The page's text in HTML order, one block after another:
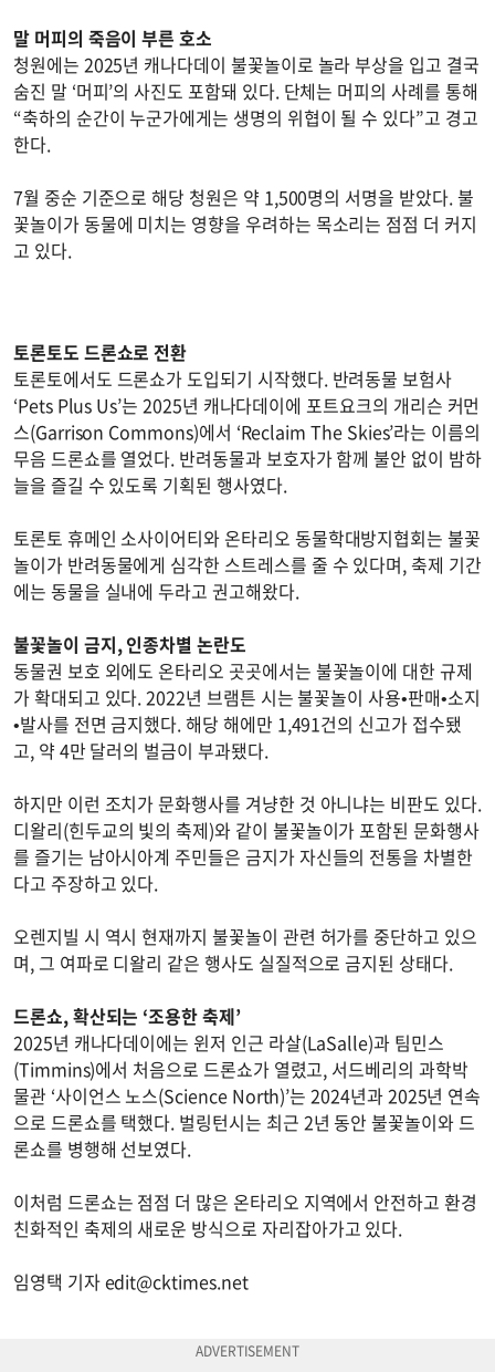
말 머피의 죽음이 부른 호소
청원에는 2025년 캐나다데이 불꽃놀이로 놀라 부상을 입고 결국
숨진 말 ‘머피’의 사진도 포함돼 있다. 단체는 머피의 사례를 통해
“축하의 순간이 누군가에게는 생명의 위협이 될 수 있다”고 경고
한다.
7월 중순 기준으로 해당 청원은 약 1,500명의 서명을 받았다. 불
꽃놀이가 동물에 미치는 영향을 우려하는 목소리는 점점 더 커지
고 있다.
토론토도 드론쇼로 전환
토론토에서도 드론쇼가 도입되기 시작했다. 반려동물 보험사
‘Pets Plus Us’는 2025년 캐나다데이에 포트요크의 개리슨 커먼
스(Garrison Commons)에서 ‘Reclaim The Skies’라는 이름의
무음 드론쇼를 열었다. 반려동물과 보호자가 함께 불안 없이 밤하
늘을 즐길 수 있도록 기획된 행사였다.
토론토 휴메인 소사이어티와 온타리오 동물학대방지협회는 불꽃
놀이가 반려동물에게 심각한 스트레스를 줄 수 있다며, 축제 기간
에는 동물을 실내에 두라고 권고해왔다.
불꽃놀이 금지, 인종차별 논란도
동물권 보호 외에도 온타리오 곳곳에서는 불꽃놀이에 대한 규제
가 확대되고 있다. 2022년 브램튼 시는 불꽃놀이 사용•판매•소지
•발사를 전면 금지했다. 해당 해에만 1,491건의 신고가 접수됐
고, 약 4만 달러의 벌금이 부과됐다.
하지만 이런 조치가 문화행사를 겨냥한 것 아니냐는 비판도 있다.
디왈리(힌두교의 빛의 축제)와 같이 불꽃놀이가 포함된 문화행사
를 즐기는 남아시아계 주민들은 금지가 자신들의 전통을 차별한
다고 주장하고 있다.
오렌지빌 시 역시 현재까지 불꽃놀이 관련 허가를 중단하고 있으
며, 그 여파로 디왈리 같은 행사도 실질적으로 금지된 상태다.
드론쇼, 확산되는 ‘조용한 축제’
2025년 캐나다데이에는 윈저 인근 라살(LaSalle)과 팀민스
(Timmins)에서 처음으로 드론쇼가 열렸고, 서드베리의 과학박
물관 ‘사이언스 노스(Science North)’는 2024년과 2025년 연속
으로 드론쇼를 택했다. 벌링턴시는 최근 2년 동안 불꽃놀이와 드
론쇼를 병행해 선보였다.
이처럼 드론쇼는 점점 더 많은 온타리오 지역에서 안전하고 환경
친화적인 축제의 새로운 방식으로 자리잡아가고 있다.
임영택 기자edit@cktimes.net